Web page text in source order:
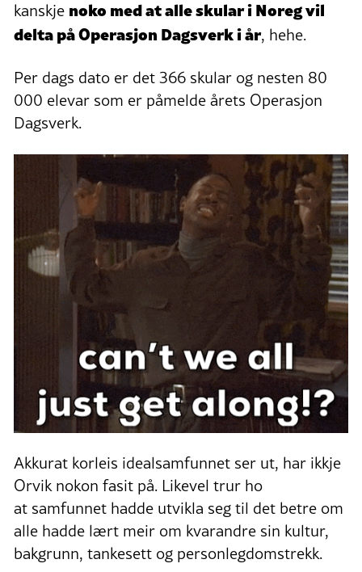
kanskje noko med at alle skular i Noreg vil
delta på Operasjon Dagsverk i år, hehe.
Per dags dato er det 366 skular og nesten 80
000 elevar som er påmelde årets Operasjon
Dagsverk.
Akkurat korleis idealsamfunnet ser ut, har ikkje
Orvik nokon fasit på. Likevel trur ho
at samfunnet hadde utvikla seg til det betre om
alle hadde lært meir om kvarandre sin kultur,
bakgrunn, tankesett og personlegdomstrekk.